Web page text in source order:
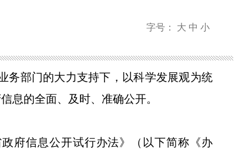
字号： 大 中 小
务部门的大力支持下，以科学发展观为统
息的全面、及时、准确公开。
府信息公开试行办法》（以下简称《办